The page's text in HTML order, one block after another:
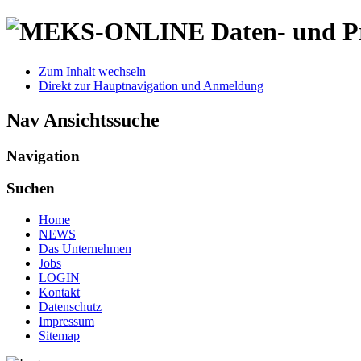
Daten- und
Zum Inhalt wechseln
Direkt zur Hauptnavigation und Anmeldung
Nav Ansichtssuche
Navigation
Suchen
Home
NEWS
Das Unternehmen
Jobs
LOGIN
Kontakt
Datenschutz
Impressum
Sitemap